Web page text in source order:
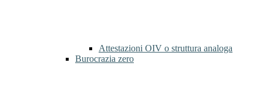
Attestazioni OIV o struttura analoga
Burocrazia zero